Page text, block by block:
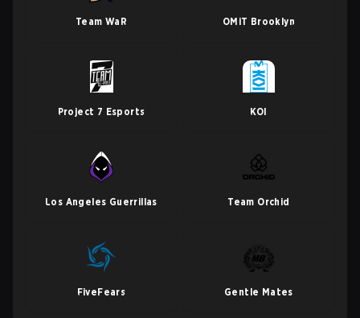
Team WaR OMiT Brooklyn
Project 7 Esports KOI
Los Angeles Guerrillas Team Orchid
FiveFears Gentle Mates